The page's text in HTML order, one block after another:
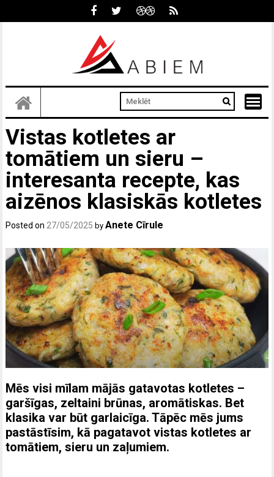
Vistas kotletes ar
tomātiem un sieru –
interesanta recepte, kas
aizēnos klasiskās kotletes
Posted on27/05/2025 byAnete Cīrule
Mēs visi mīlam mājās gatavotas kotletes –
garšīgas, zeltaini brūnas, aromātiskas. Bet
klasika var būt garlaicīga. Tāpēc mēs jums
pastāstīsim, kā pagatavot vistas kotletes ar
tomātiem, sieru un zaļumiem.